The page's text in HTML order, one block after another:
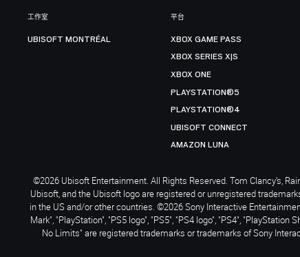
工作室
UBISOFT MONTRÉAL
平台
XBOX GAME PASS
XBOX SERIES X|S
XBOX ONE
PLAYSTATION®5
PLAYSTATION®4
UBISOFT CONNECT
AMAZON LUNA
©2026 Ubisoft Entertainment. All Rights Reserved. Tom Clancy’s,
Ubisoft, and the Ubisoft logo are registered or unregistered
in the US and/or other countries. ©2026 Sony Interactive
Mark", "PlayStation", "PS5 logo", "PS5", "PS4 logo", "PS4", "PlayStation
No Limits" are registered trademarks or trademarks of Sony